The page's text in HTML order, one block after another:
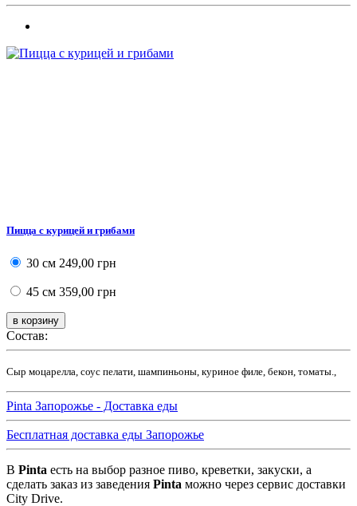
Пицца с курицей и грибами
30 см 249,00 грн
45 см 359,00 грн
Состав:
Сыр моцарелла, соус пелати, шампиньоны, куриное филе, бекон, томаты.,
Pinta Запорожье - Доставка еды
Бесплатная доставка еды Запорожье
В Pinta есть на выбор разное пиво, креветки, закуски, а
сделать заказ из заведения Pinta можно через сервис доставки
City Drive.